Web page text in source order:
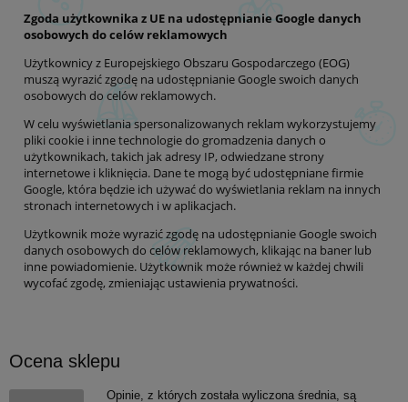
Zgoda użytkownika z UE na udostępnianie Google danych
osobowych do celów reklamowych
Użytkownicy z Europejskiego Obszaru Gospodarczego (EOG)
muszą wyrazić zgodę na udostępnianie Google swoich danych
osobowych do celów reklamowych.
W celu wyświetlania spersonalizowanych reklam wykorzystujemy
pliki cookie i inne technologie do gromadzenia danych o
użytkownikach, takich jak adresy IP, odwiedzane strony
internetowe i kliknięcia. Dane te mogą być udostępniane firmie
Google, która będzie ich używać do wyświetlania reklam na innych
stronach internetowych i w aplikacjach.
Użytkownik może wyrazić zgodę na udostępnianie Google swoich
danych osobowych do celów reklamowych, klikając na baner lub
inne powiadomienie. Użytkownik może również w każdej chwili
wycofać zgodę, zmieniając ustawienia prywatności.
Ocena sklepu
Opinie, z których została wyliczona średnia, są